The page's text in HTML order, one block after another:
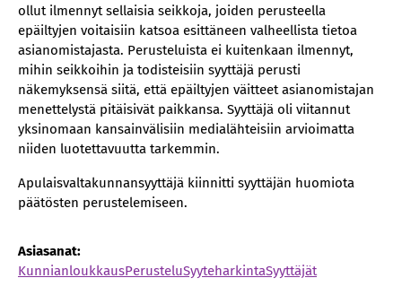
ollut ilmennyt sellaisia seikkoja, joiden perusteella
epäiltyjen voitaisiin katsoa esittäneen valheellista tietoa
asianomistajasta. Perusteluista ei kuitenkaan ilmennyt,
mihin seikkoihin ja todisteisiin syyttäjä perusti
näkemyksensä siitä, että epäiltyjen väitteet asianomistajan
menettelystä pitäisivät paikkansa. Syyttäjä oli viitannut
yksinomaan kansainvälisiin medialähteisiin arvioimatta
niiden luotettavuutta tarkemmin.
Apulaisvaltakunnansyyttäjä kiinnitti syyttäjän huomiota
päätösten perustelemiseen.
Asiasanat:
KunnianloukkausPerusteluSyyteharkintaSyyttäjät